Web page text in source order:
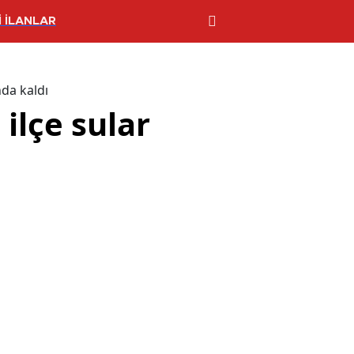
İLANLAR
kaldı
ilçe sular